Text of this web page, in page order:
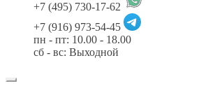
+7 (495) 730-17-62
+7 (916) 973-54-45
пн - пт: 10.00 - 18.00
сб - вс: Выходной